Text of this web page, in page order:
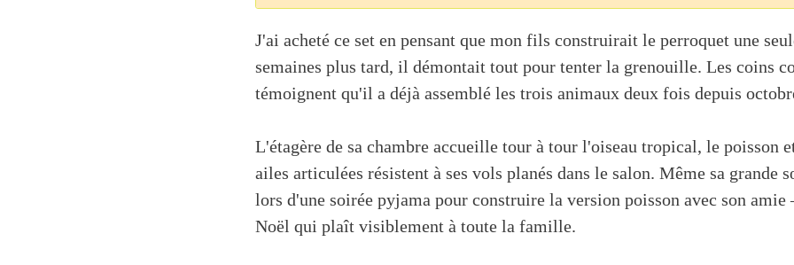
J'ai acheté ce set en pensant que mon fils construirait le perroquet une
semaines plus tard, il démontait tout pour tenter la grenouille. Les coins
témoignent qu'il a déjà assemblé les trois animaux deux fois depuis
L'étagère de sa chambre accueille tour à tour l'oiseau tropical, le poisson
ailes articulées résistent à ses vols planés dans le salon. Même sa grande
lors d'une soirée pyjama pour construire la version poisson avec son
Noël qui plaît visiblement à toute la famille.